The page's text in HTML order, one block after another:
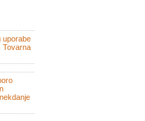
uporabe
Tovarna